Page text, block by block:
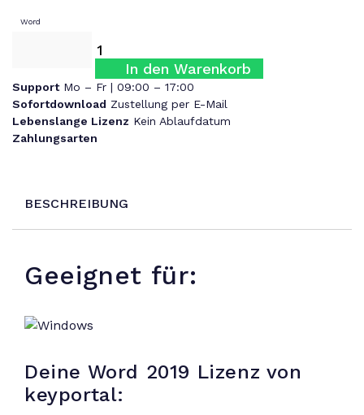
Word
In den Warenkorb
Support Mo – Fr | 09:00 – 17:00
Sofortdownload Zustellung per E-Mail
Lebenslange Lizenz Kein Ablaufdatum
Zahlungsarten
BESCHREIBUNG
Geeignet für:
Deine Word 2019 Lizenz von
keyportal: